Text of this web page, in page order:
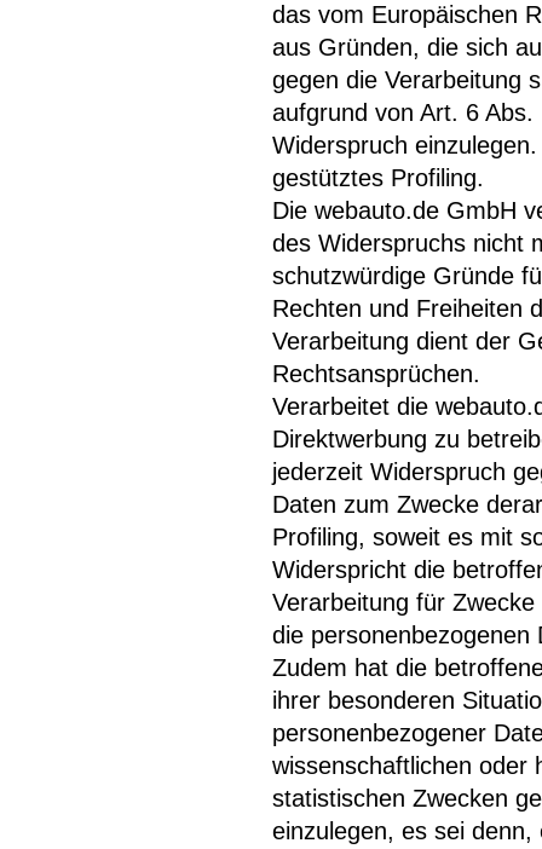
das vom Europäischen
aus Gründen, die sich
gegen die Verarbeitung
aufgrund von Art. 6
Widerspruch
gestütztes Profiling.
Die webauto.de GmbH
des Widerspruchs nicht
schutzwürdige Gründe
Rechten und Freiheiten
Verarbeitung dient der
Rechtsansprüchen.
Verarbeitet die
Direktwerbung zu
jederzeit Widerspruch
Daten zum Zwecke
Profiling, soweit es mit
Widerspricht die
Verarbeitung für
die
Zudem hat die
ihrer besonderen
personenbezogener
wissenschaftlichen oder
statistischen Zwecken
einzulegen, es sei